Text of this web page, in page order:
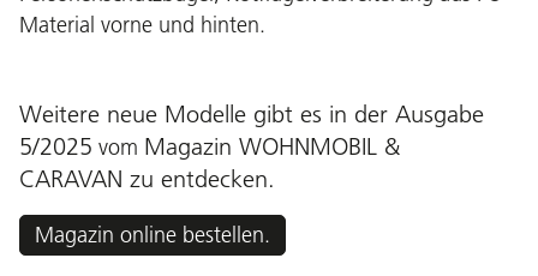
Material vorne und hinten.
Weitere neue Modelle gibt es in der Ausgabe
5/2025 vom Magazin WOHNMOBIL &
CARAVAN zu entdecken.
Magazin online bestellen.